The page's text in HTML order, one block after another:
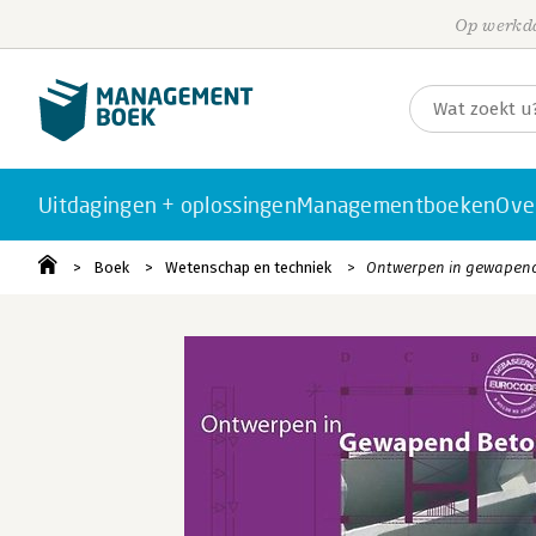
Op
Uitdagingen + oplossingenManagementboeken
Boek Wetenschap en techniek Ontwerpen in